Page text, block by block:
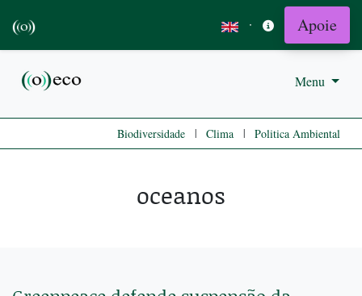
· Apoie
Menu
Biodiversidade | Clima | Politica Ambiental
oceanos